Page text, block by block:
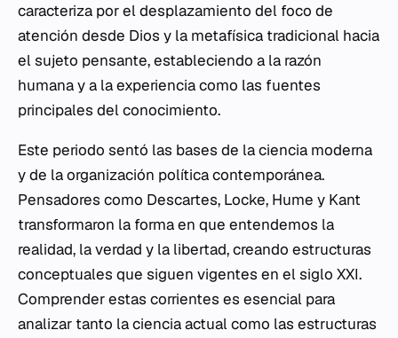
caracteriza por el desplazamiento del foco de
atención desde Dios y la metafísica tradicional hacia
el sujeto pensante, estableciendo a la razón
humana y a la experiencia como las fuentes
principales del conocimiento.
Este periodo sentó las bases de la ciencia moderna
y de la organización política contemporánea.
Pensadores como Descartes, Locke, Hume y Kant
transformaron la forma en que entendemos la
realidad, la verdad y la libertad, creando estructuras
conceptuales que siguen vigentes en el siglo XXI.
Comprender estas corrientes es esencial para
analizar tanto la ciencia actual como las estructuras